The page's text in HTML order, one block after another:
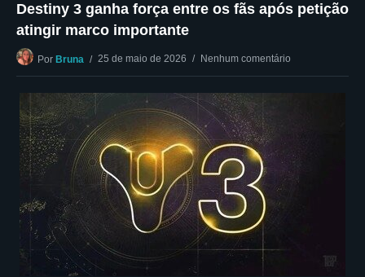
Destiny 3 ganha força entre os fãs após petição
atingir marco importante
Por Bruna 25 de maio de 2026 Nenhum comentário